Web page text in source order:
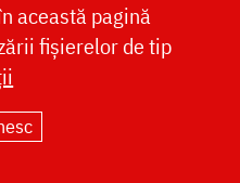
sufletele curate,
Roman, în cetate,
ei veșmânt,
această pagină
fișierelor de tip